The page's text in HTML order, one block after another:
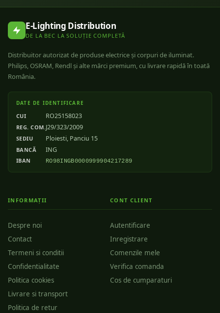
E-Lighting Distribution
DE LA BEC LA SOLUȚIE COMPLETĂ
Distribuitor autorizat de produse electrice și corpuri de iluminat.
Philips, OSRAM, Rendl și alte mărci premium, cu livrare rapidă în toată
România.
DATE DE IDENTIFICARE
CUI RO25158023
REG. COM.J29/323/2009
SEDIU Ploiesti, Panciu 15
BANCĂ ING
IBAN RO98INGB0000999904217289
INFORMAȚII
Despre noi
Contact
Termeni si conditii
Confidentialitate
Politica cookies
Livrare si transport
Politica de retur
CONT CLIENT
Autentificare
Inregistrare
Comenzile mele
Verifica comanda
Cos de cumparaturi